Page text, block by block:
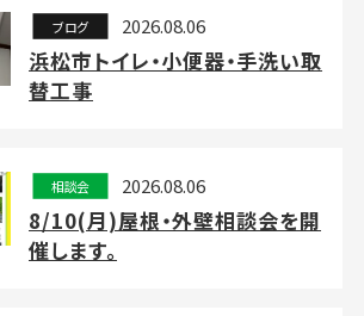
ブログ 2026.08.06
浜松市トイレ・小便器・手洗い取
替工事
相談会 2026.08.06
8/10(月)屋根・外壁相談会を開
催します。